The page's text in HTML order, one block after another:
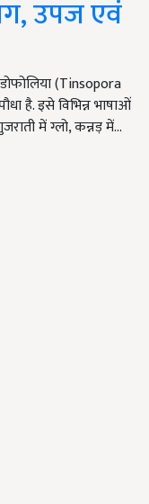
उपज एवं
(Tinsopora
है. इसे विभिन्न भाषाओं
में ग्लो, कन्नड़ में…